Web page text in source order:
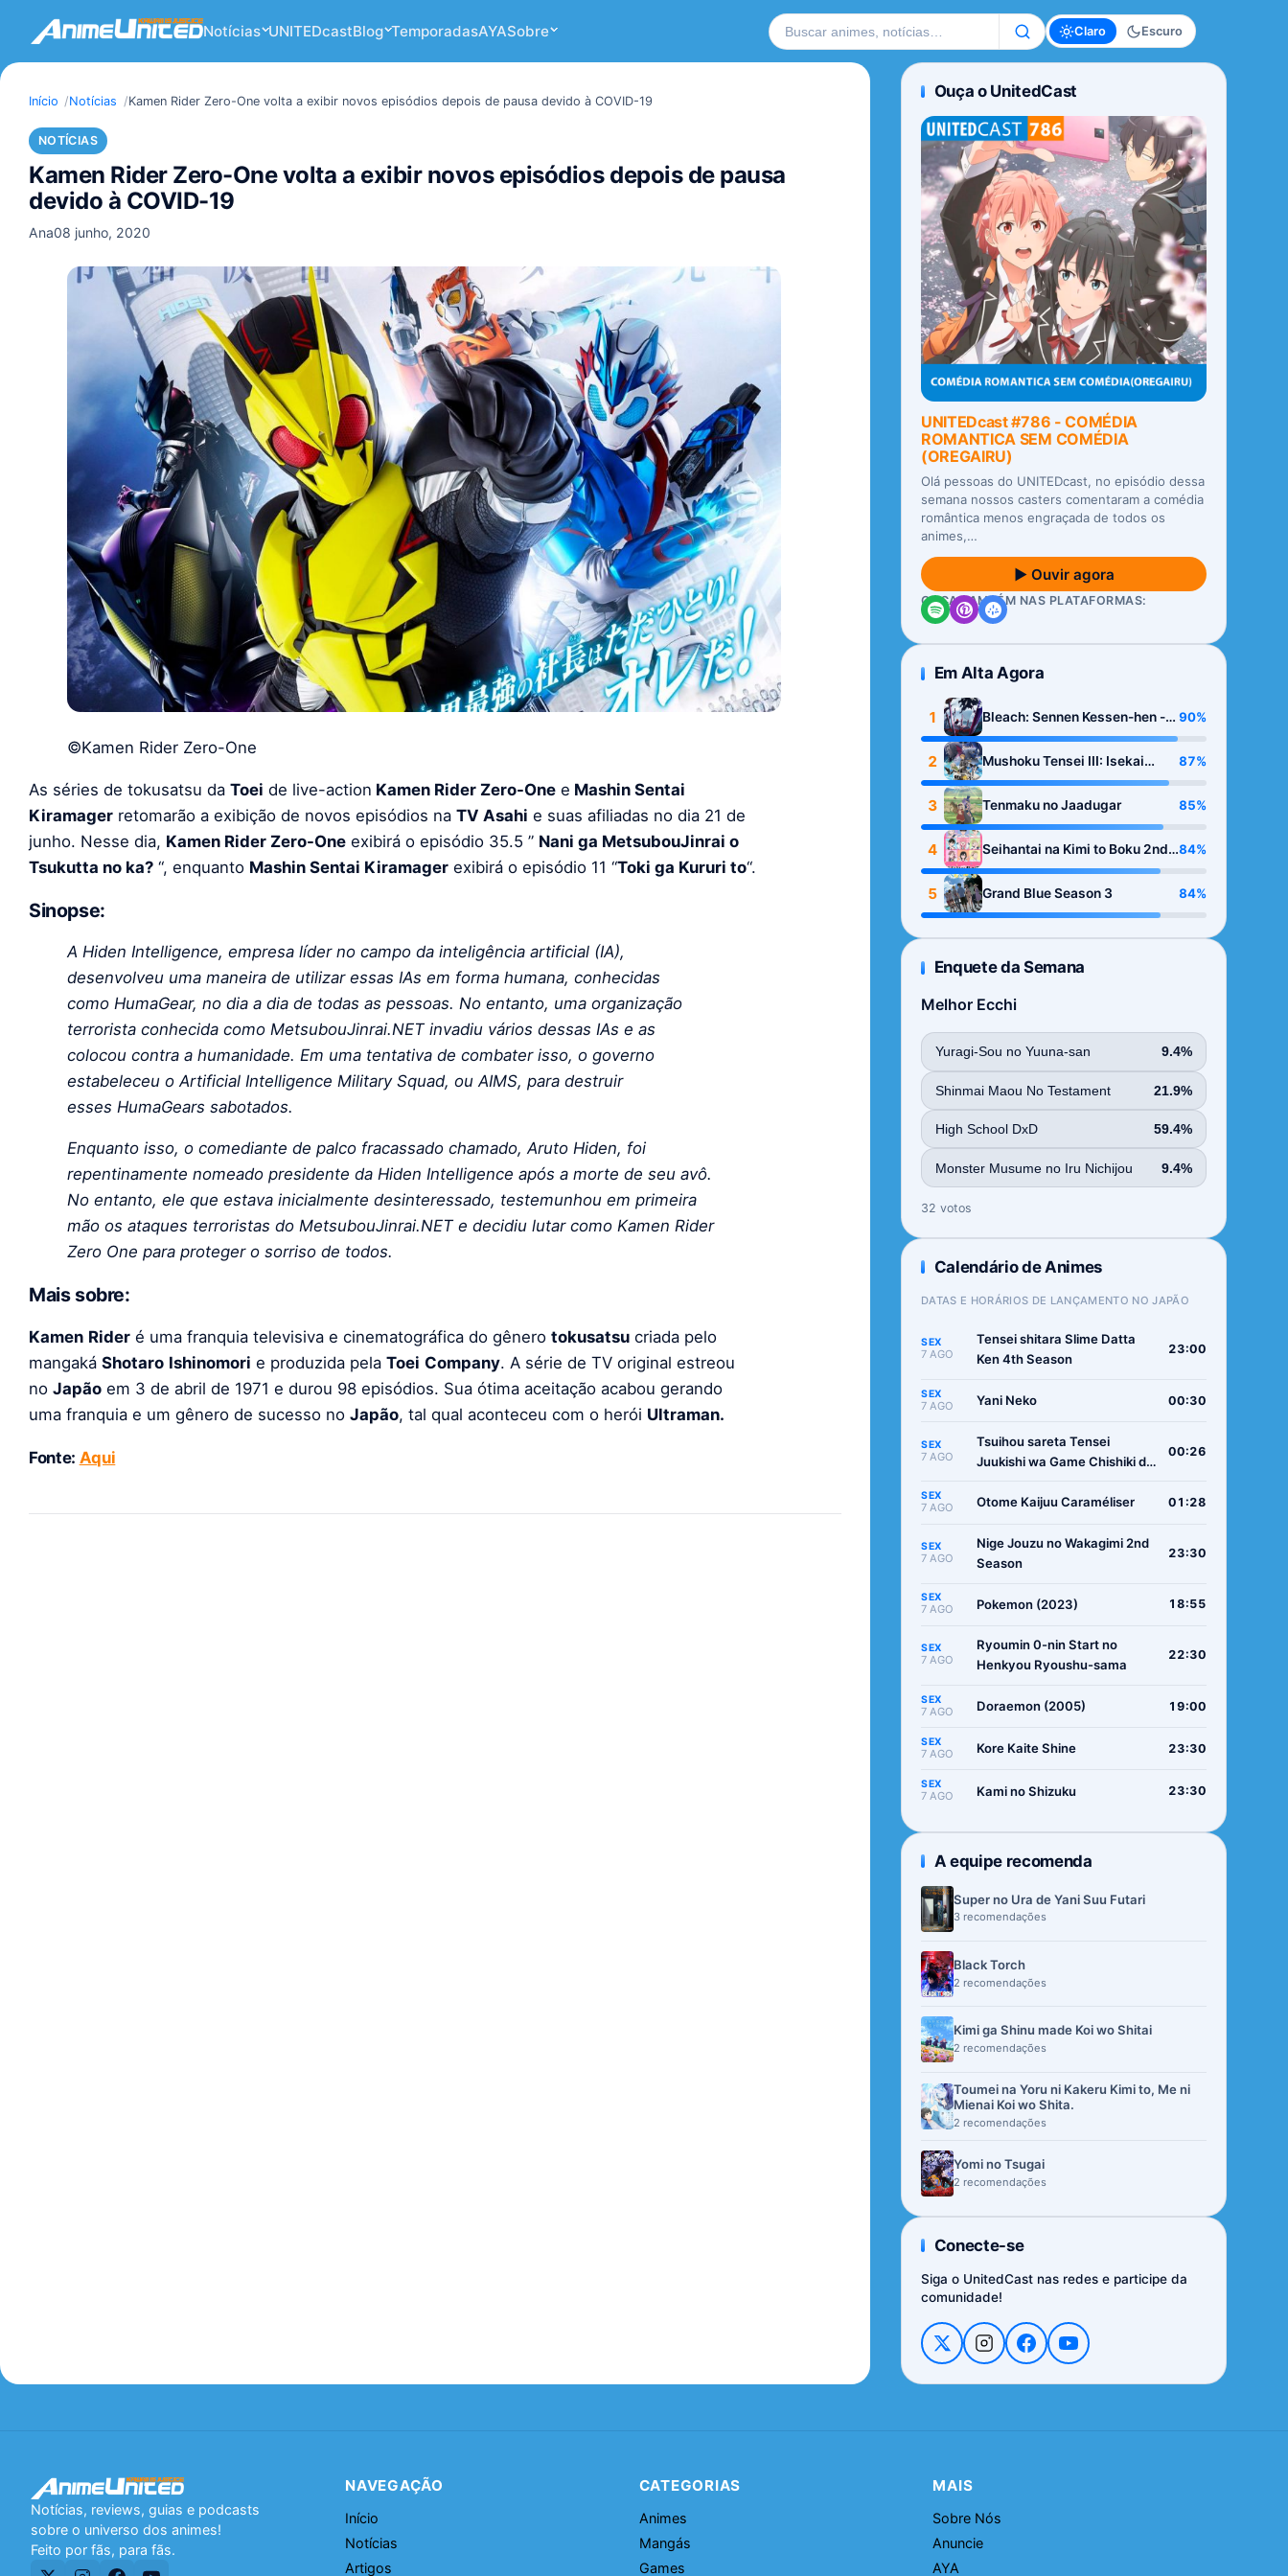
Notícias UNITEDcastBlog TemporadasAYASobre Buscar no site Claro Escuro
Início Notícias Kamen Rider Zero-One volta a exibir novos episódios depois de pausa devido à COVID-19
NOTÍCIAS
Kamen Rider Zero-One volta a exibir novos episódios depois de pausa
devido à COVID-19
Ana08 junho, 2020
©Kamen Rider Zero-One
As séries de tokusatsu da Toei de live-action Kamen Rider Zero-One e Mashin Sentai
Kiramager retomarão a exibição de novos episódios na TV Asahi e suas afiliadas no dia 21 de
junho. Nesse dia, Kamen Rider Zero-One exibirá o episódio 35.5 ” Nani ga MetsubouJinrai o
Tsukutta no ka? “, enquanto Mashin Sentai Kiramager exibirá o episódio 11 “Toki ga Kururi to“.
Sinopse:
A Hiden Intelligence, empresa líder no campo da inteligência artificial (IA),
desenvolveu uma maneira de utilizar essas IAs em forma humana, conhecidas
como HumaGear, no dia a dia de todas as pessoas. No entanto, uma organização
terrorista conhecida como MetsubouJinrai.NET invadiu vários dessas IAs e as
colocou contra a humanidade. Em uma tentativa de combater isso, o governo
estabeleceu o Artificial Intelligence Military Squad, ou AIMS, para destruir
esses HumaGears sabotados.
Enquanto isso, o comediante de palco fracassado chamado, Aruto Hiden, foi
repentinamente nomeado presidente da Hiden Intelligence após a morte de seu avô.
No entanto, ele que estava inicialmente desinteressado, testemunhou em primeira
mão os ataques terroristas do MetsubouJinrai.NET e decidiu lutar como Kamen Rider
Zero One para proteger o sorriso de todos.
Mais sobre:
Kamen Rider é uma franquia televisiva e cinematográfica do gênero tokusatsu criada pelo
mangaká Shotaro Ishinomori e produzida pela Toei Company. A série de TV original estreou
no Japão em 3 de abril de 1971 e durou 98 episódios. Sua ótima aceitação acabou gerando
uma franquia e um gênero de sucesso no Japão, tal qual aconteceu com o herói Ultraman.
Fonte: Aqui
Ouça o UnitedCast
UNITEDcast #786 - COMÉDIA
ROMANTICA SEM COMÉDIA
(OREGAIRU)
Olá pessoas do UNITEDcast, no episódio dessa
semana nossos casters comentaram a comédia
romântica menos engraçada de todos os
animes,…
▶ Ouvir agora
OUÇA TAMBÉM NAS PLATAFORMAS:
Em Alta Agora
1
Bleach: Sennen Kessen-hen -
Kashin-tan
90%
2
Mushoku Tensei III: Isekai
Ittara Honki Dasu
87%
3 Tenmaku no Jaadugar 85%
4
Seihantai na Kimi to Boku 2nd
Season
84%
5 Grand Blue Season 3 84%
Enquete da Semana
Melhor Ecchi
Yuragi-Sou no Yuuna-san 9.4%
Shinmai Maou No Testament 21.9%
High School DxD 59.4%
Monster Musume no Iru Nichijou 9.4%
32 votos
Calendário de Animes
DATAS E HORÁRIOS DE LANÇAMENTO NO JAPÃO
SEX
7 AGO
Tensei shitara Slime Datta
Ken 4th Season
23:00
SEX
7 AGO Yani Neko 00:30
SEX
7 AGO
Tsuihou sareta Tensei
Juukishi wa Game Chishiki de
00:26
SEX
7 AGO Otome Kaijuu Caraméliser 01:28
SEX
7 AGO
Nige Jouzu no Wakagimi 2nd
Season
23:30
SEX
7 AGO Pokemon (2023) 18:55
SEX
7 AGO
Ryoumin 0-nin Start no
Henkyou Ryoushu-sama
22:30
SEX
7 AGO Doraemon (2005) 19:00
SEX
7 AGO Kore Kaite Shine 23:30
SEX
7 AGO Kami no Shizuku 23:30
A equipe recomenda
Super no Ura de Yani Suu Futari
3 recomendações
Black Torch
2 recomendações
Kimi ga Shinu made Koi wo Shitai
2 recomendações
Toumei na Yoru ni Kakeru Kimi to, Me ni
Mienai Koi wo Shita.
2 recomendações
Yomi no Tsugai
2 recomendações
Conecte-se
Siga o UnitedCast nas redes e participe da
comunidade!
Notícias, reviews, guias e podcasts
sobre o universo dos animes!
Feito por fãs, para fãs.
NAVEGAÇÃO
Início
Notícias
Artigos
CATEGORIAS
Animes
Mangás
Games
MAIS
Sobre Nós
Anuncie
AYA